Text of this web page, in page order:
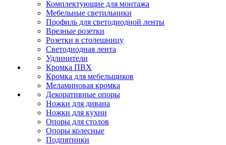
Комплектующие для монтажа
Мебельные светильники
Профиль для светодиодной ленты
Врезные розетки
Розетки в столешницу
Светодиодная лента
Удлинители
Кромка ПВХ
Кромка для мебельщиков
Меламиновая кромка
Декоративные опоры
Ножки для дивана
Ножки для кухни
Опоры для столов
Опоры колесные
Подпятники